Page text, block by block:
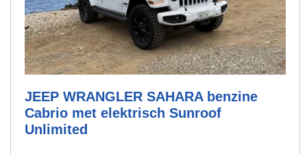
JEEP WRANGLER SAHARA benzine
Cabrio met elektrisch Sunroof
Unlimited